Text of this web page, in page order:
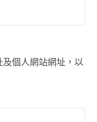
個人網站網址，以